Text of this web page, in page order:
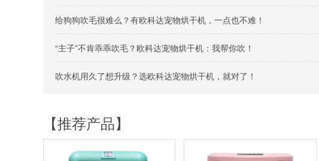
给狗狗吹毛很难么？有欧科达宠物烘干机，一点也不难！
“主子”不肯乖乖吹毛？欧科达宠物烘干机：我帮你吹！
吹水机用久了想升级？选欧科达宠物烘干机，就对了！
【推荐产品】